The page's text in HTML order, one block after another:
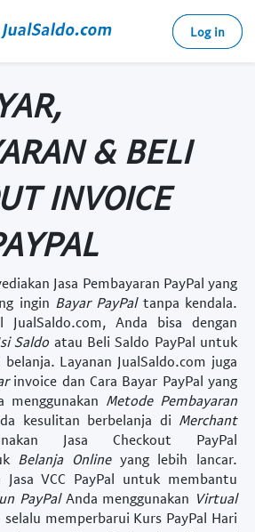
Log in
& BELI
INVOICE
Jasa Pembayaran PayPal yang
ingin Bayar PayPaltanpa kendala.
JualSaldo.com, Anda bisa dengan
Saldo atau Beli Saldo PayPal untuk
Layanan JualSaldo.com juga
invoice dan Cara Bayar PayPal yang
menggunakan Metode Pembayaran
kesulitan berbelanja di Merchant
Jasa Checkout PayPal
Belanja Onlineyang lebih lancar.
Jasa VCC PayPal untuk membantu
PayPalAnda menggunakan Virtual
selalu memperbarui Kurs PayPal Hari